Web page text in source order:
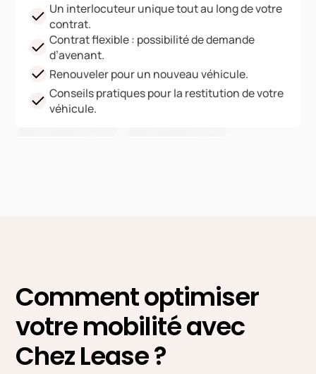
Un interlocuteur unique tout au long de votre
contrat.
Contrat flexible : possibilité de demande
d’avenant.
Renouveler pour un nouveau véhicule.
Conseils pratiques pour la restitution de votre
véhicule.
Comment optimiser
votre mobilité avec
Chez Lease ?